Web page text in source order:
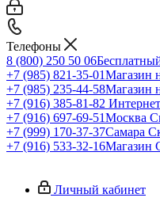
Телефоны
8 (800) 250 50 06
+7 (985) 821-35-01Магазин
+7 (985) 235-44-58Магазин
+7 (916) 385-81-82
+7 (916) 697-69-51Москва
+7 (999) 170-37-37Самара
+7 (916) 533-32-16Магазин
Личный кабинет